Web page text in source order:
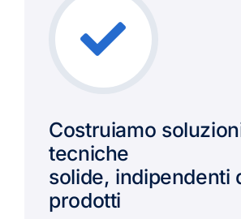
Costruiamo
tecniche
solide, indipendenti
prodotti